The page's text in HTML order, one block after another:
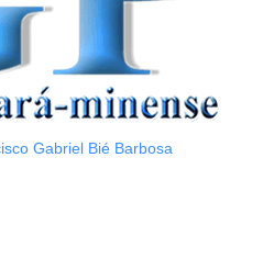
Gabriel Bié Barbosa